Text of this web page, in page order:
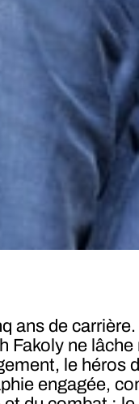
ans de
Fakoly ne
le héros
engagée,